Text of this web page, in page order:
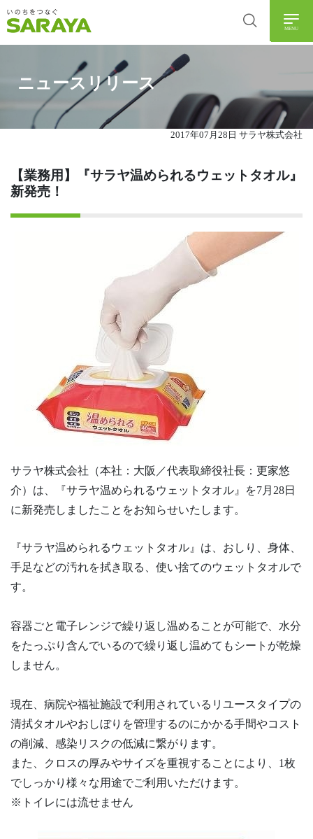
MENU
ニュースリリース
2017年07月28日 サラヤ株式会社
【業務用】『サラヤ温められるウェットタオル』
新発売！
サラヤ株式会社（本社：大阪／代表取締役社長：更家悠
介）は、『サラヤ温められるウェットタオル』を7月28日
に新発売しましたことをお知らせいたします。
『サラヤ温められるウェットタオル』は、おしり、身体、
手足などの汚れを拭き取る、使い捨てのウェットタオルで
す。
容器ごと電子レンジで繰り返し温めることが可能で、水分
をたっぷり含んでいるので繰り返し温めてもシートが乾燥
しません。
現在、病院や福祉施設で利用されているリユースタイプの
清拭タオルやおしぼりを管理するのにかかる手間やコスト
の削減、感染リスクの低減に繋がります。
また、クロスの厚みやサイズを重視することにより、1枚
でしっかり様々な用途でご利用いただけます。
※トイレには流せません